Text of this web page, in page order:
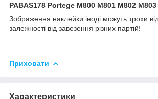
PABAS178 Portege M800 M801 M802
Зображення наклейки іноді можуть трохи
залежності від завезення різних партій!
Приховати
Характеристики